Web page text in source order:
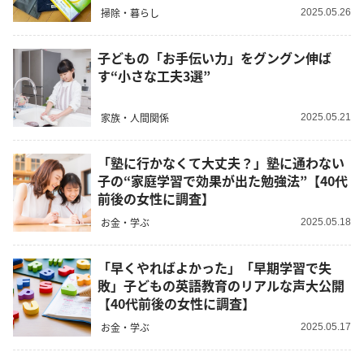
掃除・暮らし 2025.05.26
子どもの「お手伝い力」をグングン伸ば
す“小さな工夫3選”
家族・人間関係 2025.05.21
「塾に行かなくて大丈夫？」塾に通わない
子の“家庭学習で効果が出た勉強法”【40代
前後の女性に調査】
お金・学ぶ 2025.05.18
「早くやればよかった」「早期学習で失
敗」子どもの英語教育のリアルな声大公開
【40代前後の女性に調査】
お金・学ぶ 2025.05.17